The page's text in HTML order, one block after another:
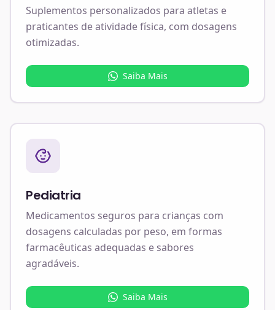
Suplementos personalizados para atletas e
praticantes de atividade física, com dosagens
otimizadas.
Saiba Mais
Pediatria
Medicamentos seguros para crianças com
dosagens calculadas por peso, em formas
farmacêuticas adequadas e sabores
agradáveis.
Saiba Mais